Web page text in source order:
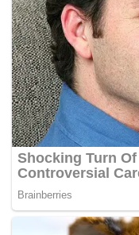
Sumber:Berita